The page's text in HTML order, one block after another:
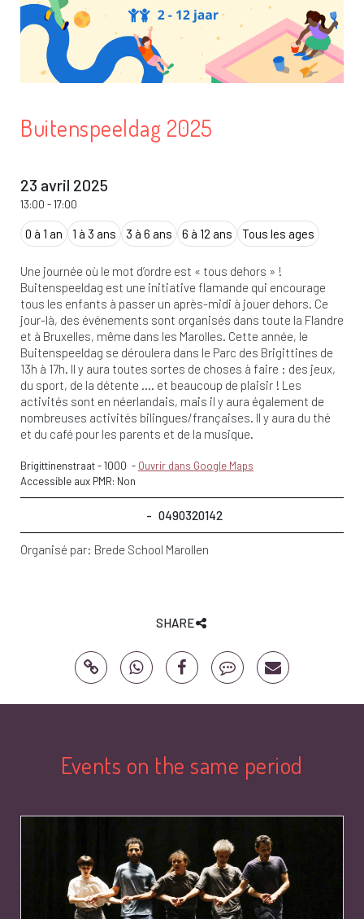
Buitenspeeldag 2025
23 avril 2025
13:00 -17:00
0 à 1 an 1 à 3 ans 3 à 6 ans 6 à 12 ans Tous les ages
Une journée où le mot d’ordre est « tous dehors » !
Buitenspeeldag est une initiative flamande qui encourage
tous les enfants à passer un après-midi à jouer dehors. Ce
jour-là, des événements sont organisés dans toute la Flandre
et à Bruxelles, même dans les Marolles. Cette année, le
Buitenspeeldag se déroulera dans le Parc des Brigittines de
13h à 17h. Il y aura toutes sortes de choses à faire : des jeux,
du sport, de la détente …. et beaucoup de plaisir ! Les
activités sont en néerlandais, mais il y aura également de
nombreuses activités bilingues/françaises. Il y aura du thé
et du café pour les parents et de la musique.
Brigittinenstraat-1000 - Ouvrir dans Google Maps
Accessible aux PMR: Non
0490320142
Organisé par: Brede School Marollen
SHARE
Events on the same period